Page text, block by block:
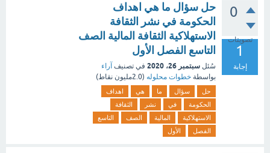
0
تصويتات
1
إجابة
حل سؤال ما هي اهداف
الحكومة في نشر الثقافة
الاستهلاكية الثقافة المالية الصف
التاسع الفصل الأول
سُئل سبتمبر 26، 2020 في تصنيف آراء
بواسطة خطوات محلوله (2.0مليون نقاط)
حل سؤال ما هي
اهداف
الحكومة
في نشر
الثقافة
الاستهلاكية
المالية الصف
التاسع
الفصل
الأول